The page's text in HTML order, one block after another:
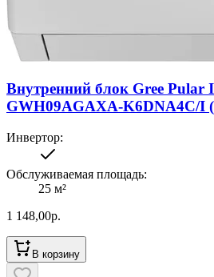
Внутренний блок Gree Pular
GWH09AGAXA-K6DNA4C/I
Инвертор:
Обслуживаемая площадь:
25 м²
1 148,00р.
В корзину